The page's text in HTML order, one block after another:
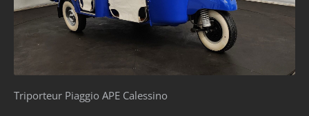
Triporteur Piaggio APE Calessino